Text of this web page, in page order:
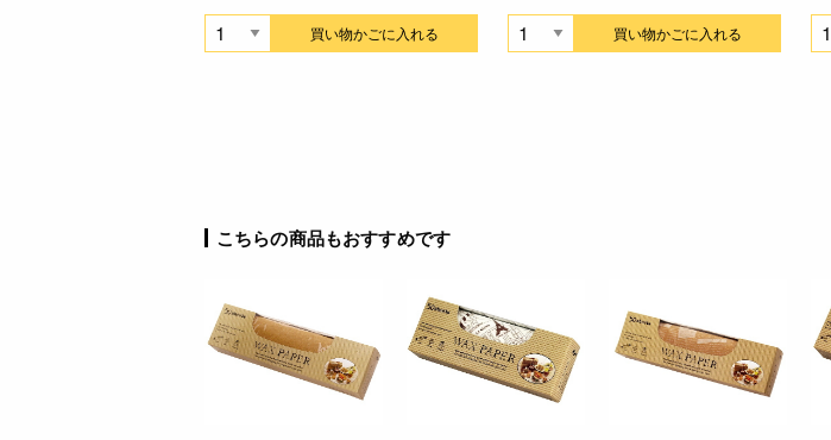
買い物かごに入れる 買い物かごに入れる
こちらの商品もおすすめです